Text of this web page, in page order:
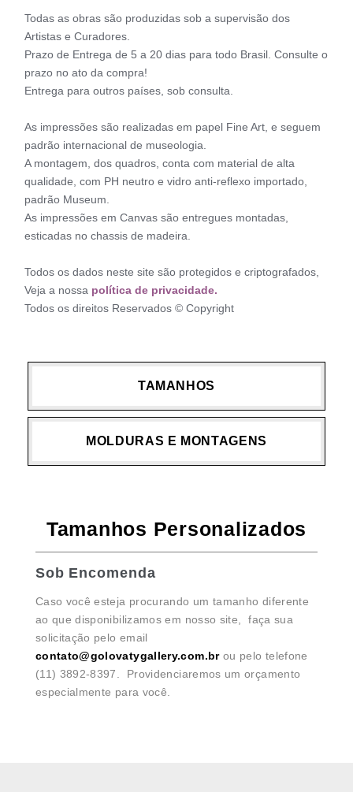
Todas as obras são produzidas sob a supervisão dos
Artistas e Curadores.
Prazo de Entrega de 5 a 20 dias para todo Brasil. Consulte o
prazo no ato da compra!
Entrega para outros países, sob consulta.
As impressões são realizadas em papel Fine Art, e seguem
padrão internacional de museologia.
A montagem, dos quadros, conta com material de alta
qualidade, com PH neutro e vidro anti-reflexo importado,
padrão Museum.
As impressões em Canvas são entregues montadas,
esticadas no chassis de madeira.
Todos os dados neste site são protegidos e criptografados,
Veja a nossa política de privacidade.
Todos os direitos Reservados © Copyright
TAMANHOS
MOLDURAS E MONTAGENS
Tamanhos Personalizados
Sob Encomenda
Caso você esteja procurando um tamanho diferente
ao que disponibilizamos em nosso site, faça sua
solicitação pelo email
contato@golovatygallery.com.brou pelo telefone
(11) 3892-8397. Providenciaremos um orçamento
especialmente para você.